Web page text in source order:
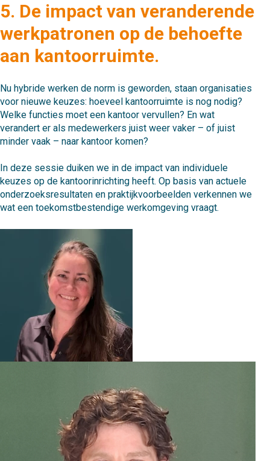
5. De impact van veranderende
werkpatronen op de behoefte
aan kantoorruimte.
Nu hybride werken de norm is geworden, staan organisaties
voor nieuwe keuzes: hoeveel kantoorruimte is nog nodig?
Welke functies moet een kantoor vervullen? En wat
verandert er als medewerkers juist weer vaker – of juist
minder vaak – naar kantoor komen?
In deze sessie duiken we in de impact van individuele
keuzes op de kantoorinrichting heeft. Op basis van actuele
onderzoeksresultaten en praktijkvoorbeelden verkennen we
wat een toekomstbestendige werkomgeving vraagt.